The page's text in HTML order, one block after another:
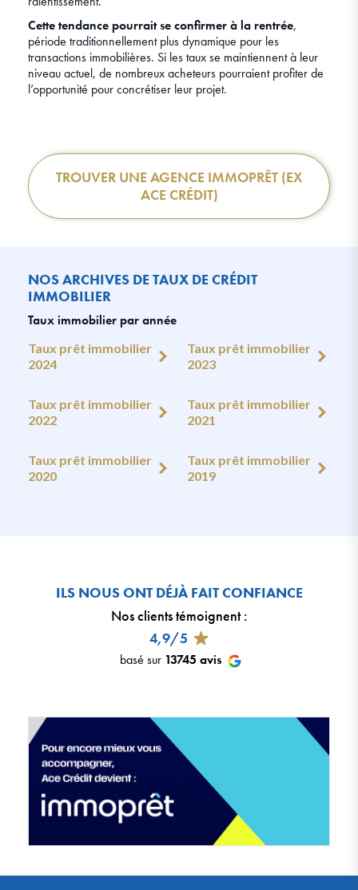
Cette tendance pourrait se confirmer à la rentrée,
période traditionnellement plus dynamique pour les
transactions immobilières. Si les taux se maintiennent à leur
niveau actuel, de nombreux acheteurs pourraient profiter de
l’opportunité pour concrétiser leur projet.
TROUVER UNE AGENCE IMMOPRÊT (EX
ACE CRÉDIT)
NOS ARCHIVES DE TAUX DE CRÉDIT
IMMOBILIER
Taux immobilier par année
Taux prêt immobilier
2024
Taux prêt immobilier
2023
Taux prêt immobilier
2022
Taux prêt immobilier
2021
Taux prêt immobilier
2020
Taux prêt immobilier
2019
ILS NOUS ONT DÉJÀ FAIT CONFIANCE
Nos clients témoignent:
4,9/5
basé sur 13745 avis